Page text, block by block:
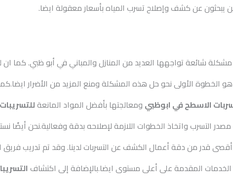
يبحثون عن كشف وإصلاح تسرب المياه بأسعار معقولة ايضا.
شائعة تواجهها العديد من المنازل والمباني في أبو ظبي. كما ان
هو الخطوة الأولى نحو حل هذه المشكلة ومنع المزيد من الأضرار
الاسطح في ابوظبي ومعالجتها بأفضل المواد المانعةللتسريبات
مصدر التسرب واتخاذ الخطوات اللازمة لإصلاحه بدقة وفعالية.نحن
قدر من دقة أعمال الكشف عن التسربات لدينا. وقد تم تدريب فريق
المقدمة على أعلى مستوى ايضا.بالإضافة إلى اكتشاف